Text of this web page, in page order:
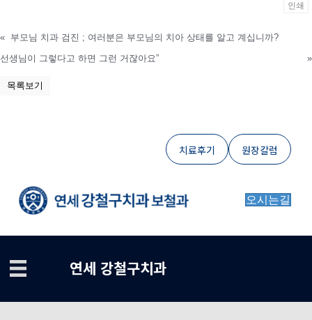
인쇄
« 부모님 치과 검진 ; 여러분은 부모님의 치아 상태를 알고 계십니까?
선생님이 그렇다고 하면 그런 거잖아요”
»
목록보기
치료후기 원장칼럼
오시는길
연세 강철구치과